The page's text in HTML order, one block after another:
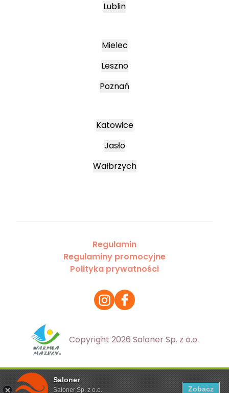
Saloner
Saloner Sp. z o.o. Zobacz
Ta strona korzysta z plików cookies. Aby dowiedzieć się
Lublin
Mielec
Leszno
Poznań
Katowice
Jasło
Wałbrzych
Regulamin
Regulaminy promocyjne
Polityka prywatności
Copyright 2026 Saloner Sp. z o.o.